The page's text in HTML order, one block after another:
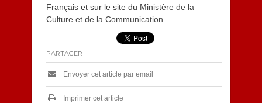
Françaiset sur le site du Ministère de la
Culture et de la Communication
PARTAGER
Envoyer cet article par email
Imprimer cet article